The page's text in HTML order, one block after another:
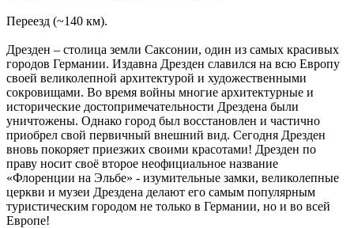
Переезд (~140 км).
Дрезден – столица земли Саксонии, один из самых красивых
городов Германии. Издавна Дрезден славился на всю Европу
своей великолепной архитектурой и художественными
сокровищами. Во время войны многие архитектурные и
исторические достопримечательности Дрездена были
уничтожены. Однако город был восстановлен и частично
приобрел свой первичный внешний вид. Сегодня Дрезден
вновь покоряет приезжих своими красотами! Дрезден по
праву носит своё второе неофициальное название
«Флоренции на Эльбе» - изумительные замки, великолепные
церкви и музеи Дрездена делают его самым популярным
туристическим городом не только в Германии, но и во всей
Европе!